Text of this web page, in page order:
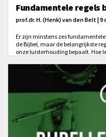
Fundamentele regels
prof.dr. H. (Henk) van den Belt | 9
Er zijn minstens zes
de Bijbel, maar de belangrijkste
onze luisterhouding bepaalt. Hoe